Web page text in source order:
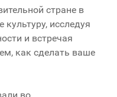
стране в
исследуя
и встречая
как сделать ваше